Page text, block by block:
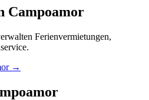
Campoamor
Ferienvermietungen,
→